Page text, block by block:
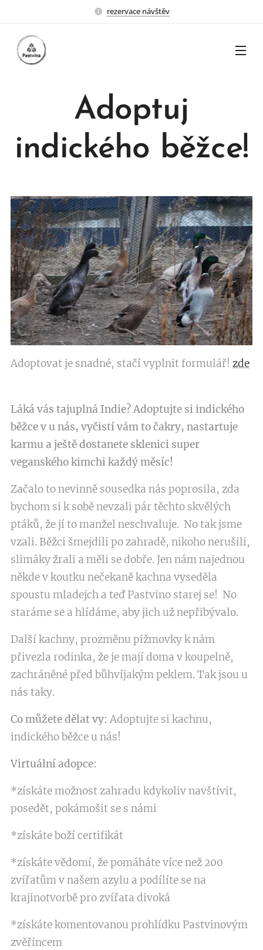
rezervace návštěv
Adoptuj
indického běžce!
Adoptovat je snadné, stačí vyplnit formulář! zde
Láká vás tajuplná Indie? Adoptujte si indického
běžce v u nás, vyčistí vám to čakry, nastartuje
karmu a ještě dostanete sklenici super
veganského kimchi každý měsíc!
Začalo to nevinně sousedka nás poprosila, zda
bychom si k sobě nevzali pár těchto skvělých
ptáků, že jí to manžel neschvaluje. No tak jsme
vzali. Běžci šmejdili po zahradě, nikoho nerušili,
slimáky žrali a měli se dobře. Jen nám najednou
někde v koutku nečekaně kachna vyseděla
spoustu mladejch a teď Pastvino starej se! No
staráme se a hlídáme, aby jich už nepřibývalo.
Další kachny, prozměnu pižmovky k nám
přivezla rodinka, že je mají doma v koupelně,
zachráněné před bůhvíjakým peklem. Tak jsou u
nás taky.
Co můžete dělat vy: Adoptujte si kachnu,
indického běžce u nás!
Virtuální adopce:
*získáte možnost zahradu kdykoliv navštívit,
posedět, pokámošit se s námi
*získáte boží certifikát
*získáte vědomí, že pomáháte více než 200
zvířatům v našem azylu a podílíte se na
krajinotvorbě pro zvířata divoká
*získáte komentovanou prohlídku Pastvinovým
zvěřincem